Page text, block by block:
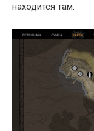
находится там.